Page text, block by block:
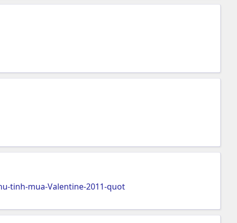
tinh-mua-Valentine-2011-quot